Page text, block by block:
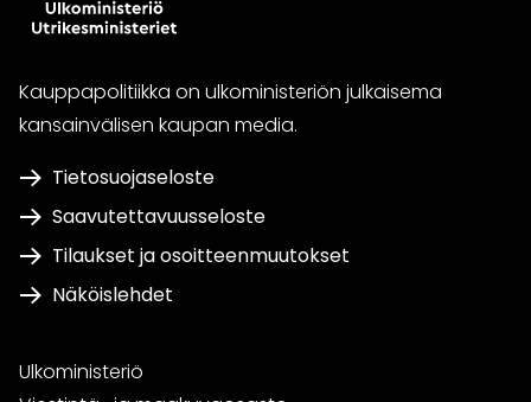
Kauppapolitiikka on ulkoministeriön julkaisema
kansainvälisen kaupan media.
Tietosuojaseloste
Saavutettavuusseloste
Tilaukset ja osoitteenmuutokset
Näköislehdet
Ulkoministeriö